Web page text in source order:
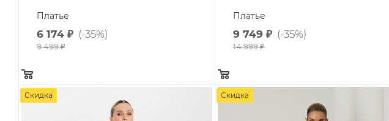
Платье
6 174 ₽ (-35%)
9 499₽
Платье
9 749 ₽ (-35%)
14 999₽
Скидка Скидка